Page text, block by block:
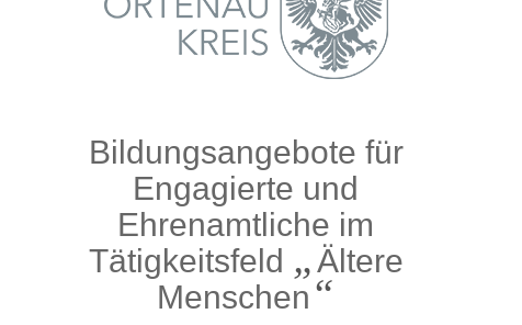
Bildungsangebote für
Engagierte und
Ehrenamtliche im
Tätigkeitsfeld „Ältere
Menschen “